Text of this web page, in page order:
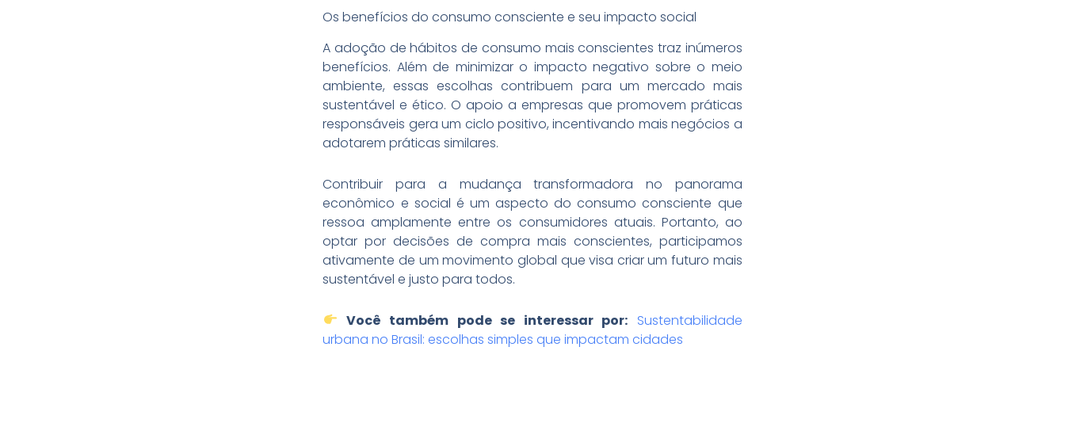
Os benefícios do consumo consciente e seu impacto social
A adoção de hábitos de consumo mais conscientes traz inúmeros
benefícios. Além de minimizar o impacto negativo sobre o meio
ambiente, essas escolhas contribuem para um mercado mais
sustentável e ético. O apoio a empresas que promovem práticas
responsáveis gera um ciclo positivo, incentivando mais negócios a
adotarem práticas similares.
Contribuir para a mudança transformadora no panorama
econômico e social é um aspecto do consumo consciente que
ressoa amplamente entre os consumidores atuais. Portanto, ao
optar por decisões de compra mais conscientes, participamos
ativamente de um movimento global que visa criar um futuro mais
sustentável e justo para todos.
Você também pode se interessar por: Sustentabilidade
urbana no Brasil: escolhas simples que impactam cidades